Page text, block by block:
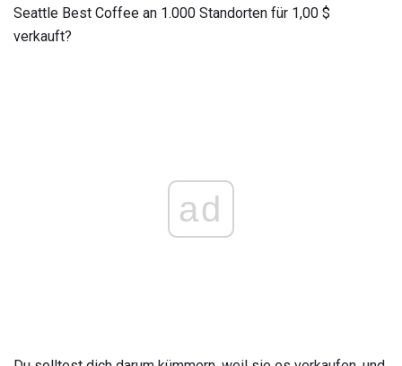
Seattle Best Coffee an 1.000 Standorten für 1,00 $
verkauft?
ad